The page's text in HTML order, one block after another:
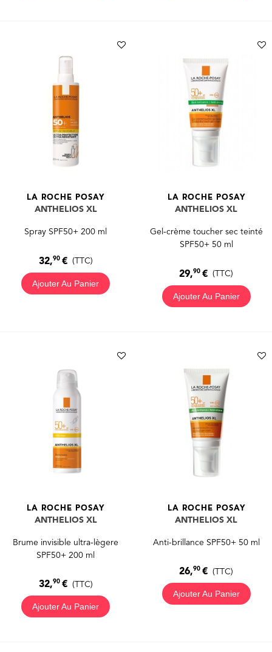
LA ROCHE POSAY
ANTHELIOS XL
Spray SPF50+ 200 ml
32,90 € (TTC)
Ajouter Au Panier
LA ROCHE POSAY
ANTHELIOS XL
Gel-crème toucher sec teinté
SPF50+ 50 ml
29,90€ (TTC)
Ajouter Au Panier
LA ROCHE POSAY
ANTHELIOS XL
Brume invisible ultra-lègere
SPF50+ 200 ml
32,90 € (TTC)
Ajouter Au Panier
LA ROCHE POSAY
ANTHELIOS XL
Anti-brillance SPF50+ 50 ml
26,90€ (TTC)
Ajouter Au Panier